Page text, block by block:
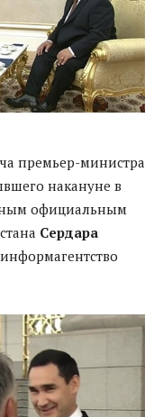
премьер-министра
накануне в
официальным
Сердара